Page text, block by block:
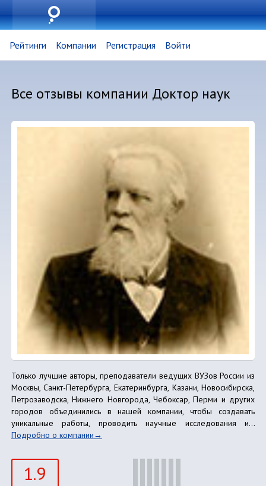
Рейтинги Компании Регистрация Войти
Все отзывы компании Доктор наук
Только лучшие авторы, преподаватели ведущих ВУЗов России из
Москвы, Санкт-Петербурга, Екатеринбурга, Казани, Новосибирска,
Петрозаводска, Нижнего Новгорода, Чебоксар, Перми и других
городов объединились в нашей компании, чтобы создавать
уникальные работы, проводить научные исследования и...
Подробно о компании
1.9